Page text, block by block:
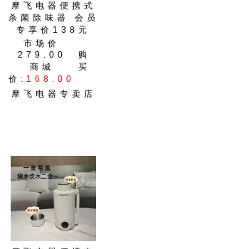
摩飞电器便携式
杀菌除味器 会员
专享价138元
市场价
279.00
购
买
商城
价 :168.00
摩飞电器专卖店